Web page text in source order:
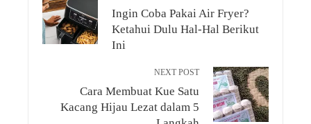
Ingin Coba Pakai Air Fryer?
Ketahui Dulu Hal-Hal Berikut
Ini
NEXT POST
Cara Membuat Kue Satu
Kacang Hijau Lezat dalam 5